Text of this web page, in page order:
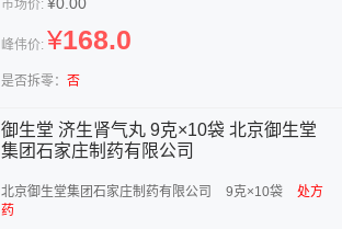
市场价:
峰伟价: ¥168.0
是否拆零： 否
御生堂 济生肾气丸 9克×10袋 北京御生堂
集团石家庄制药有限公司
北京御生堂集团石家庄制药有限公司 9克×10袋
处方
药